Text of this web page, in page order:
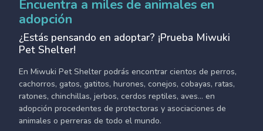
Encuentra a miles de animales en
adopción
¿Estás pensando en adoptar? ¡Prueba Miwuki
Pet Shelter!
En Miwuki Pet Shelter podrás encontrar cientos de perros,
cachorros, gatos, gatitos, hurones, conejos, cobayas, ratas,
ratones, chinchillas, jerbos, cerdos reptiles, aves... en
adopción procedentes de protectoras y asociaciones de
animales o perreras de todo el mundo.